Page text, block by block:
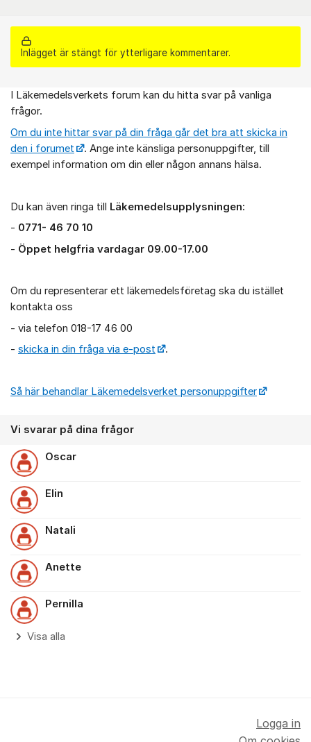
Inlägget är stängt för ytterligare kommentarer.
Om forumet
I Läkemedelsverkets forum kan du hitta svar på vanliga
frågor.
Om du inte hittar svar på din fråga går det bra att skicka in
den i forumet
. Ange inte känsliga personuppgifter, till
exempel information om din eller någon annans hälsa.
Du kan även ringa till Läkemedelsupplysningen:
- 0771- 46 70 10
- Öppet helgfria vardagar 09.00-17.00
Om du representerar ett läkemedelsföretag ska du istället
kontakta oss
- via telefon 018-17 46 00
- skicka in din fråga via e-post .
Så här behandlar Läkemedelsverket personuppgifter
Vi svarar på dina frågor
Oscar
Elin
Natali
Anette
Pernilla
Visa alla
Logga in